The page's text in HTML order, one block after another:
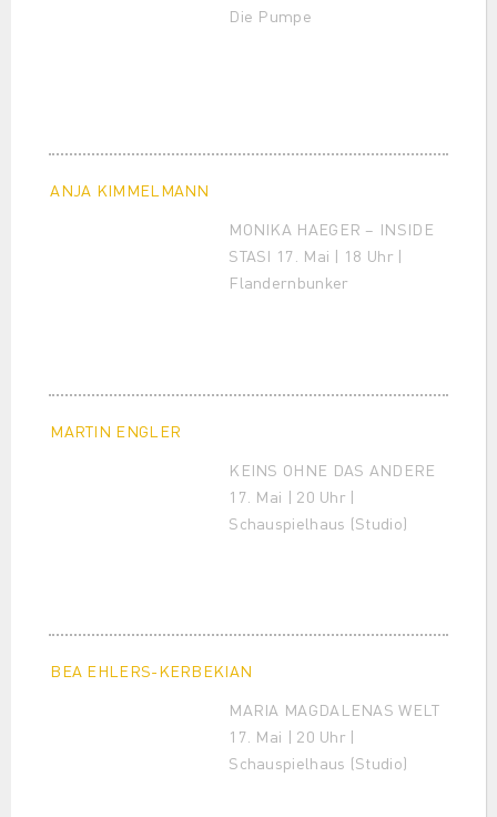
Die Pumpe
ANJA KIMMELMANN
MONIKA HAEGER – INSIDE
STASI 17. Mai | 18 Uhr |
Flandernbunker
MARTIN ENGLER
KEINS OHNE DAS ANDERE
17. Mai | 20 Uhr |
Schauspielhaus (Studio)
BEA EHLERS-KERBEKIAN
MARIA MAGDALENAS WELT
17. Mai | 20 Uhr |
Schauspielhaus (Studio)